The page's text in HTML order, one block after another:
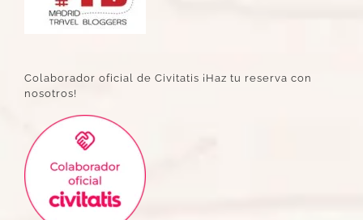
Colaborador oficial de Civitatis ¡Haz tu reserva con
nosotros!